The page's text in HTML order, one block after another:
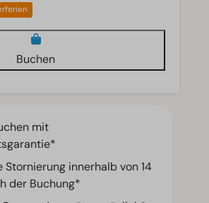
Buchen
mit
Stornierung innerhalb von 14
der Buchung*